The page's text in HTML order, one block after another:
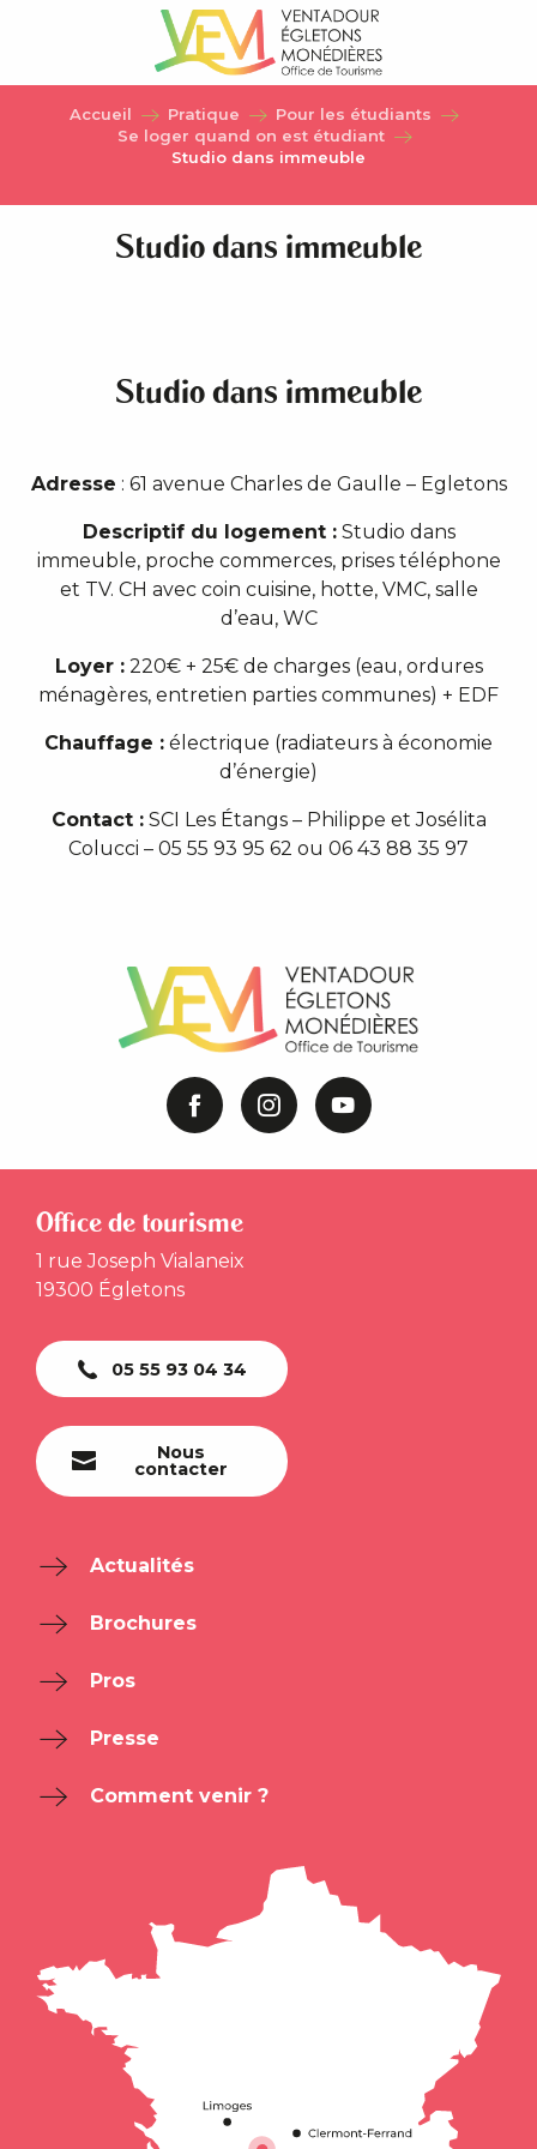
Accueil Pratique
Pour les étudiants
Se loger quand on est étudiant
Studio dans immeuble
Studio dans immeuble
Studio dans immeuble
Adresse : 61 avenue Charles de Gaulle – Egletons
Descriptif du logement :Studio dans
immeuble, proche commerces, prises téléphone
et TV. CH avec coin cuisine, hotte, VMC, salle
d’eau, WC
Loyer :220€ + 25€ de charges (eau, ordures
ménagères, entretien parties communes) + EDF
Chauffage : électrique (radiateurs à économie
d’énergie)
Contact :SCI Les Étangs – Philippe et Josélita
Colucci – 05 55 93 95 62 ou 06 43 88 35 97
Office de tourisme
1 rue Joseph Vialaneix
19300 Égletons
05 55 93 04 34
Nous
contacter
Actualités
Brochures
Pros
Presse
Comment venir ?